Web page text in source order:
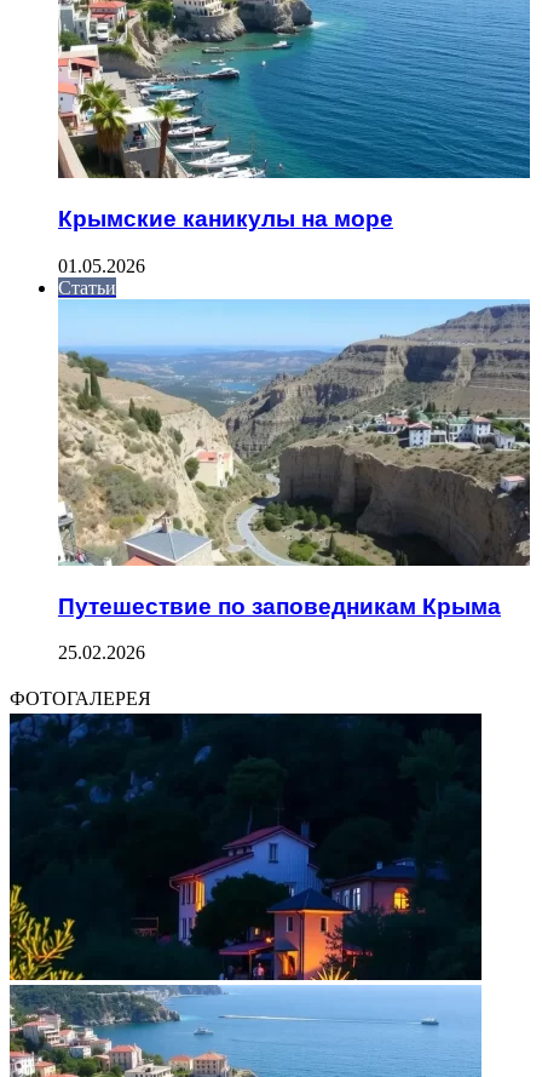
Крымские каникулы на море
01.05.2026
Статьи
Путешествие по заповедникам Крыма
25.02.2026
ФОТОГАЛЕРЕЯ